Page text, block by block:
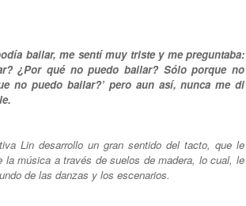
bailar, me sentí muy triste y me preguntaba:
¿Por qué no puedo bailar? Sólo porque no
no puedo bailar?’ pero aun así, nunca me di
Lin desarrollo un gran sentido del tacto, que le
la música a través de suelos de madera, lo cual, le
de las danzas y los escenarios.